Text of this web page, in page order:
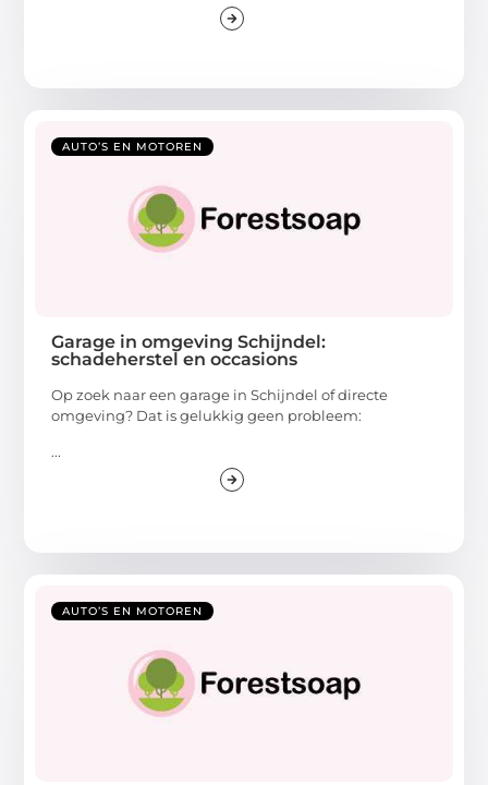
AUTO’S EN MOTOREN
Garage in omgeving Schijndel:
schadeherstel en occasions
Op zoek naar een garage in Schijndel of directe
omgeving? Dat is gelukkig geen probleem:
...
AUTO’S EN MOTOREN